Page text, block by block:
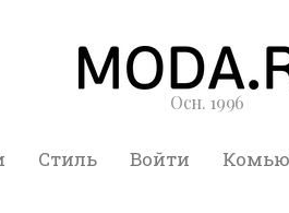
Осн. 1996
Стиль Войти